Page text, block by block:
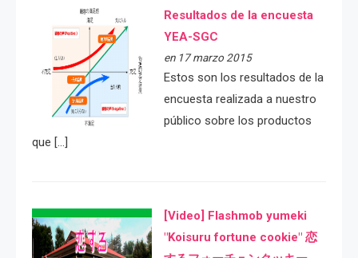
Resultados de la encuesta
YEA-SGC
en 17 marzo 2015
Estos son los resultados de la
encuesta realizada a nuestro
público sobre los productos
que […]
[Video] Flashmob yumeki
"Koisuru fortune cookie" 恋